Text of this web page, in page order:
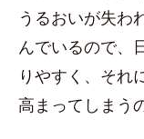
うるおいが失わ
んでいるので、
りやすく、それ
高まってしまう